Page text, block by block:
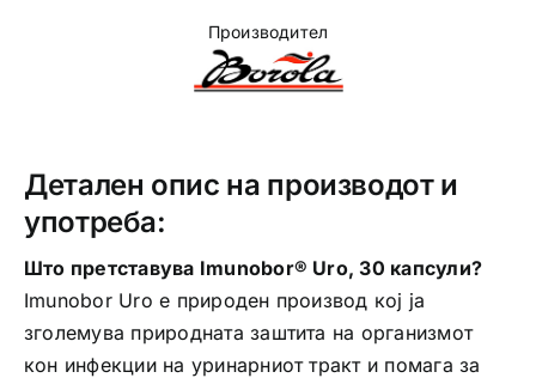
Производител
Детален опис на производот и
употреба:
Што претставува Imunobor® Uro, 30 капсули?
Imunobor Uro е природен производ кој ја
зголемува природната заштита на организмот
кон инфекции на уринарниот тракт и помага за